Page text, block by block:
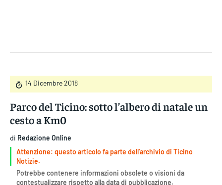
14 Dicembre 2018
Parco del Ticino: sotto l’albero di natale un
cesto a Km0
di Redazione Online
Attenzione: questo articolo fa parte dell'archivio di Ticino
Notizie.
Potrebbe contenere informazioni obsolete o visioni da
contestualizzare rispetto alla data di pubblicazione.